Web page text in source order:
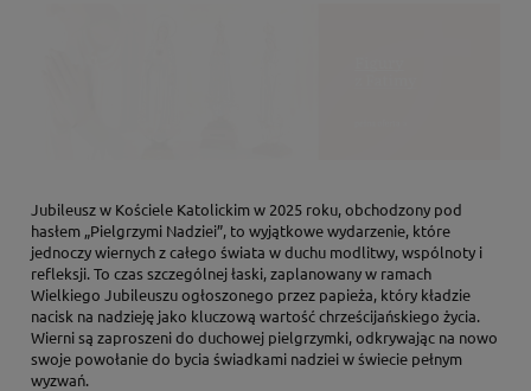
Jubileusz w Kościele Katolickim w 2025 roku, obchodzony pod
hasłem „Pielgrzymi Nadziei”, to wyjątkowe wydarzenie, które
jednoczy wiernych z całego świata w duchu modlitwy, wspólnoty i
refleksji. To czas szczególnej łaski, zaplanowany w ramach
Wielkiego Jubileuszu ogłoszonego przez papieża, który kładzie
nacisk na nadzieję jako kluczową wartość chrześcijańskiego życia.
Wierni są zaproszeni do duchowej pielgrzymki, odkrywając na nowo
swoje powołanie do bycia świadkami nadziei w świecie pełnym
wyzwań.